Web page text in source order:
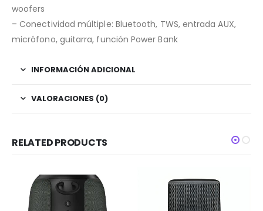
woofers
– Conectividad múltiple: Bluetooth, TWS, entrada AUX,
micrófono, guitarra, función Power Bank
INFORMACIÓN ADICIONAL
VALORACIONES (0)
RELATED PRODUCTS